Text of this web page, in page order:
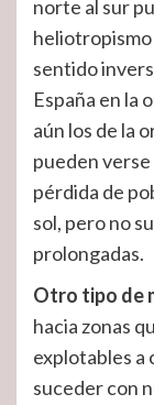
norte al sur
sentido
España en la
aún los de la
pueden
pérdida de
sol, pero no
prolongadas.
Otro tipo de
hacia zonas
explotables a
suceder con